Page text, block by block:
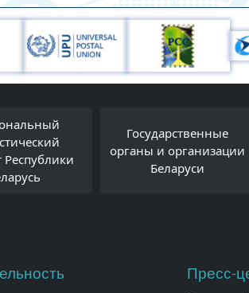
Республики
Государственные
органы и организации
Беларуси
Пресс-